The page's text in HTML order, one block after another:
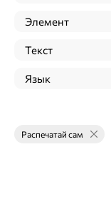
Элемент
Текст
Язык
Распечатай сам